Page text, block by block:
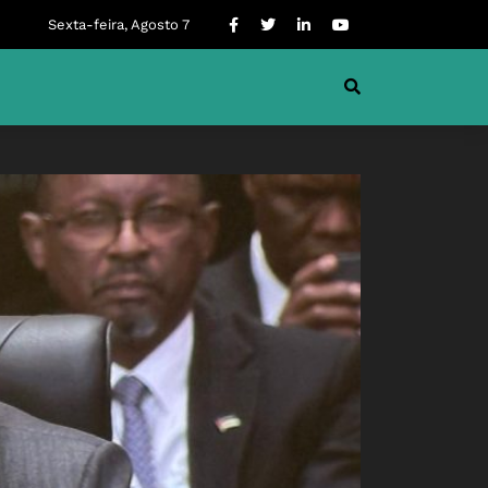
Sexta-feira, Agosto 7